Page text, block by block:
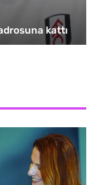
kattı